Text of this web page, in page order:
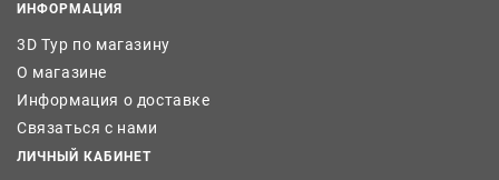
ИНФОРМАЦИЯ
3D Тур по магазину
О магазине
Информация о доставке
Связаться с нами
ЛИЧНЫЙ КАБИНЕТ